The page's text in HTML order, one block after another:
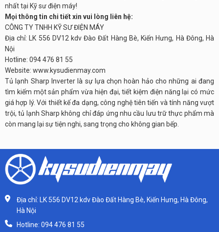
nhất tại Kỹ sư điện máy!
Mọi thông tin chi tiết xin vui lòng liên hệ:
CÔNG TY TNHH KỸ SƯ ĐIỆN MÁY
Địa chỉ: LK 556 DV12 kdv Đào Đất Hàng Bè, Kiến Hưng, Hà Đông, Hà
Nội
Hotline: 094 476 81 55
Website: www.kysudienmay.com
Tủ lạnh Sharp Inverter là sự lựa chọn hoàn hảo cho những ai đang
tìm kiếm một sản phẩm vừa hiện đại, tiết kiệm điện năng lại có mức
giá hợp lý. Với thiết kế đa dạng, công nghệ tiên tiến và tính năng vượt
trội, tủ lạnh Sharp không chỉ đáp ứng nhu cầu lưu trữ thực phẩm mà
còn mang lại sự tiện nghi, sang trọng cho không gian bếp.
Địa chỉ: LK 556 DV12 kdv Đào Đất Hàng Bè, Kiến Hưng, Hà Đông,
Hà Nội
Hotline: 094 476 81 55